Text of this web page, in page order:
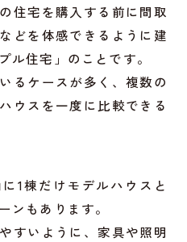
住宅を購入する前に間取
どを体感できるように建
ル住宅」のことです。
るケースが多く、複数の
ウスを一度に比較できる
1棟だけモデルハウスと
ンもあります。
すいように、家具や照明